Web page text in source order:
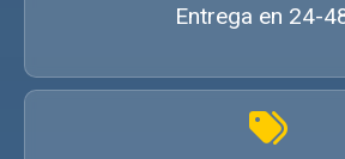
Entrega en 24-